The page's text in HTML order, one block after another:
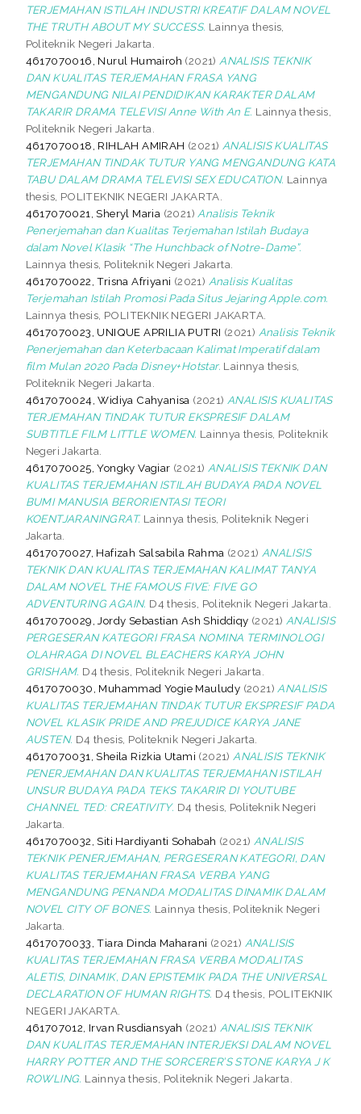
TERJEMAHAN ISTILAH INDUSTRI KREATIF DALAM NOVEL
THE TRUTH ABOUT MY SUCCESS. Lainnya thesis,
Politeknik Negeri Jakarta.
4617070016, Nurul Humairoh (2021) ANALISIS TEKNIK
DAN KUALITAS TERJEMAHAN FRASA YANG
MENGANDUNG NILAI PENDIDIKAN KARAKTER DALAM
TAKARIR DRAMA TELEVISI Anne With An E. Lainnya thesis,
Politeknik Negeri Jakarta.
4617070018, RIHLAH AMIRAH (2021) ANALISIS KUALITAS
TERJEMAHAN TINDAK TUTUR YANG MENGANDUNG KATA
TABU DALAM DRAMA TELEVISI SEX EDUCATION. Lainnya
thesis, POLITEKNIK NEGERI JAKARTA.
4617070021, Sheryl Maria (2021) Analisis Teknik
Penerjemahan dan Kualitas Terjemahan Istilah Budaya
dalam Novel Klasik “The Hunchback of Notre-Dame”.
Lainnya thesis, Politeknik Negeri Jakarta.
4617070022, Trisna Afriyani (2021) Analisis Kualitas
Terjemahan Istilah Promosi Pada Situs Jejaring Apple.com.
Lainnya thesis, POLITEKNIK NEGERI JAKARTA.
4617070023, UNIQUE APRILIA PUTRI (2021) Analisis Teknik
Penerjemahan dan Keterbacaan Kalimat Imperatif dalam
film Mulan 2020 Pada Disney+Hotstar. Lainnya thesis,
Politeknik Negeri Jakarta.
4617070024, Widiya Cahyanisa (2021) ANALISIS KUALITAS
TERJEMAHAN TINDAK TUTUR EKSPRESIF DALAM
SUBTITLE FILM LITTLE WOMEN. Lainnya thesis, Politeknik
Negeri Jakarta.
4617070025, Yongky Vagiar (2021) ANALISIS TEKNIK DAN
KUALITAS TERJEMAHAN ISTILAH BUDAYA PADA NOVEL
BUMI MANUSIA BERORIENTASI TEORI
KOENTJARANINGRAT. Lainnya thesis, Politeknik Negeri
Jakarta.
4617070027, Hafizah Salsabila Rahma (2021) ANALISIS
TEKNIK DAN KUALITAS TERJEMAHAN KALIMAT TANYA
DALAM NOVEL THE FAMOUS FIVE: FIVE GO
ADVENTURING AGAIN. D4 thesis, Politeknik Negeri Jakarta.
4617070029, Jordy Sebastian Ash Shiddiqy (2021) ANALISIS
PERGESERAN KATEGORI FRASA NOMINA TERMINOLOGI
OLAHRAGA DI NOVEL BLEACHERS KARYA JOHN
GRISHAM. D4 thesis, Politeknik Negeri Jakarta.
4617070030, Muhammad Yogie Mauludy (2021) ANALISIS
KUALITAS TERJEMAHAN TINDAK TUTUR EKSPRESIF PADA
NOVEL KLASIK PRIDE AND PREJUDICE KARYA JANE
AUSTEN. D4 thesis, Politeknik Negeri Jakarta.
4617070031, Sheila Rizkia Utami (2021) ANALISIS TEKNIK
PENERJEMAHAN DAN KUALITAS TERJEMAHAN ISTILAH
UNSUR BUDAYA PADA TEKS TAKARIR DI YOUTUBE
CHANNEL TED: CREATIVITY. D4 thesis, Politeknik Negeri
Jakarta.
4617070032, Siti Hardiyanti Sohabah (2021) ANALISIS
TEKNIK PENERJEMAHAN, PERGESERAN KATEGORI, DAN
KUALITAS TERJEMAHAN FRASA VERBA YANG
MENGANDUNG PENANDA MODALITAS DINAMIK DALAM
NOVEL CITY OF BONES. Lainnya thesis, Politeknik Negeri
Jakarta.
4617070033, Tiara Dinda Maharani (2021) ANALISIS
KUALITAS TERJEMAHAN FRASA VERBA MODALITAS
ALETIS, DINAMIK, DAN EPISTEMIK PADA THE UNIVERSAL
DECLARATION OF HUMAN RIGHTS. D4 thesis, POLITEKNIK
NEGERI JAKARTA.
461707012, Irvan Rusdiansyah (2021) ANALISIS TEKNIK
DAN KUALITAS TERJEMAHAN INTERJEKSI DALAM NOVEL
HARRY POTTER AND THE SORCERER’S STONE KARYA J K
ROWLING. Lainnya thesis, Politeknik Negeri Jakarta.